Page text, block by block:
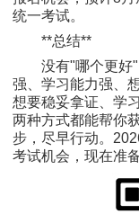
统一考试。
**总结**
没有"哪个更好
强、学习能力强、
想要稳妥拿证、学
两种方式都能帮你
步，尽早行动。
考试机会，现在准